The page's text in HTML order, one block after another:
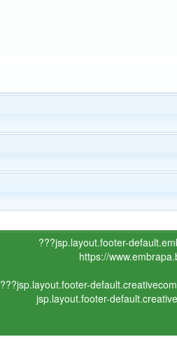
???jsp.layout.footer-
https://
???jsp.layout.footer-
jsp.layout.footer-